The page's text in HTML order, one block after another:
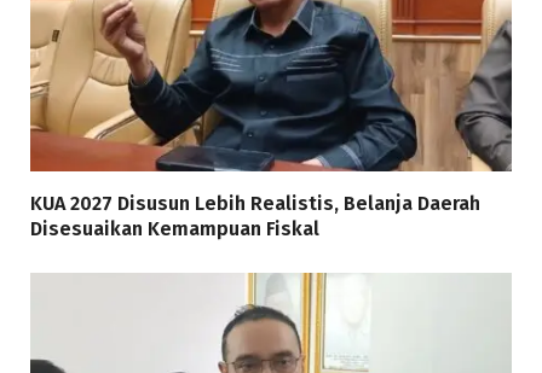
KUA 2027 Disusun Lebih Realistis, Belanja Daerah
Disesuaikan Kemampuan Fiskal